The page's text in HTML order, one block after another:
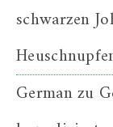
schwarzen
Germanzu